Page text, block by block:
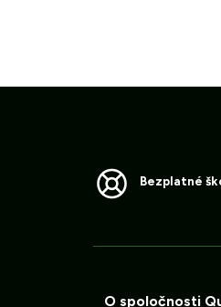
Bezplatné
O spoločnosti